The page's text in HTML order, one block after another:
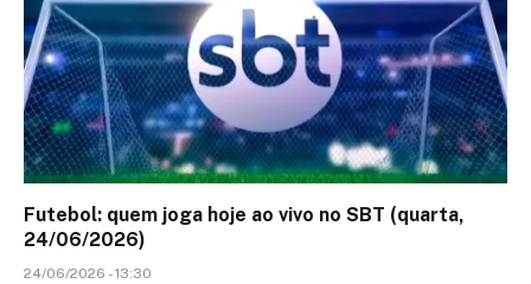
Futebol: quem joga hoje ao vivo no SBT (quarta,
24/06/2026)
24/06/2026 - 13:30